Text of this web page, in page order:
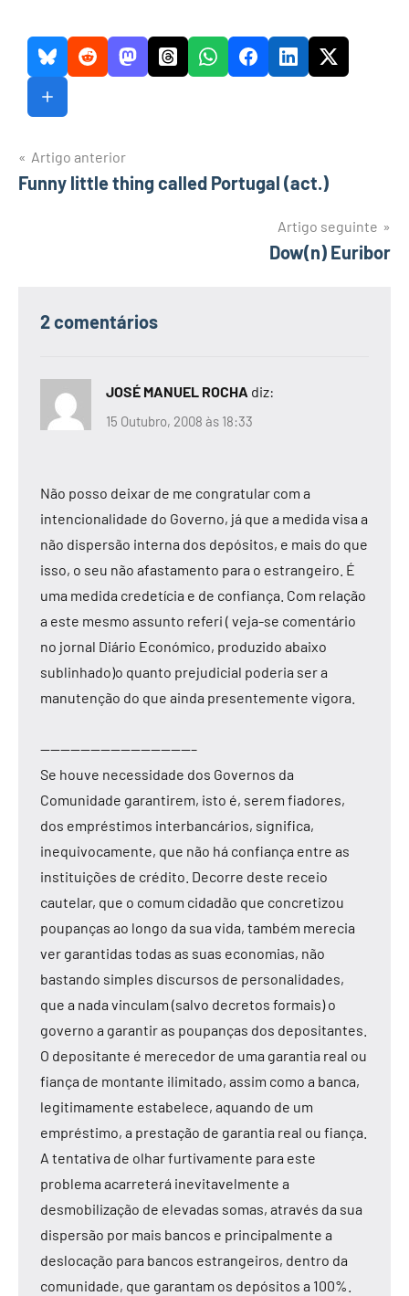
Navegação
de
Artigo anterior
Funny little thing called Portugal (act.)
Artigo seguinte
Dow(n) Euribor
2 comentários
JOSÉ MANUEL ROCHA diz:
15 Outubro, 2008 às 18:33
Não posso deixar de me congratular com a
intencionalidade do Governo, já que a medida visa a
não dispersão interna dos depósitos, e mais do que
isso, o seu não afastamento para o estrangeiro. É
uma medida credetícia e de confiança. Com relação
a este mesmo assunto referi ( veja-se comentário
no jornal Diário Económico, produzido abaixo
sublinhado)o quanto prejudicial poderia ser a
manutenção do que ainda presentemente vigora.
———————————————–
Se houve necessidade dos Governos da
Comunidade garantirem, isto é, serem fiadores,
dos empréstimos interbancários, significa,
inequivocamente, que não há confiança entre as
instituições de crédito. Decorre deste receio
cautelar, que o comum cidadão que concretizou
poupanças ao longo da sua vida, também merecia
ver garantidas todas as suas economias, não
bastando simples discursos de personalidades,
que a nada vinculam (salvo decretos formais) o
governo a garantir as poupanças dos depositantes.
O depositante é merecedor de uma garantia real ou
fiança de montante ilimitado, assim como a banca,
legitimamente estabelece, aquando de um
empréstimo, a prestação de garantia real ou fiança.
A tentativa de olhar furtivamente para este
problema acarreterá inevitavelmente a
desmobilização de elevadas somas, através da sua
dispersão por mais bancos e principalmente a
deslocação para bancos estrangeiros, dentro da
comunidade, que garantam os depósitos a 100%.